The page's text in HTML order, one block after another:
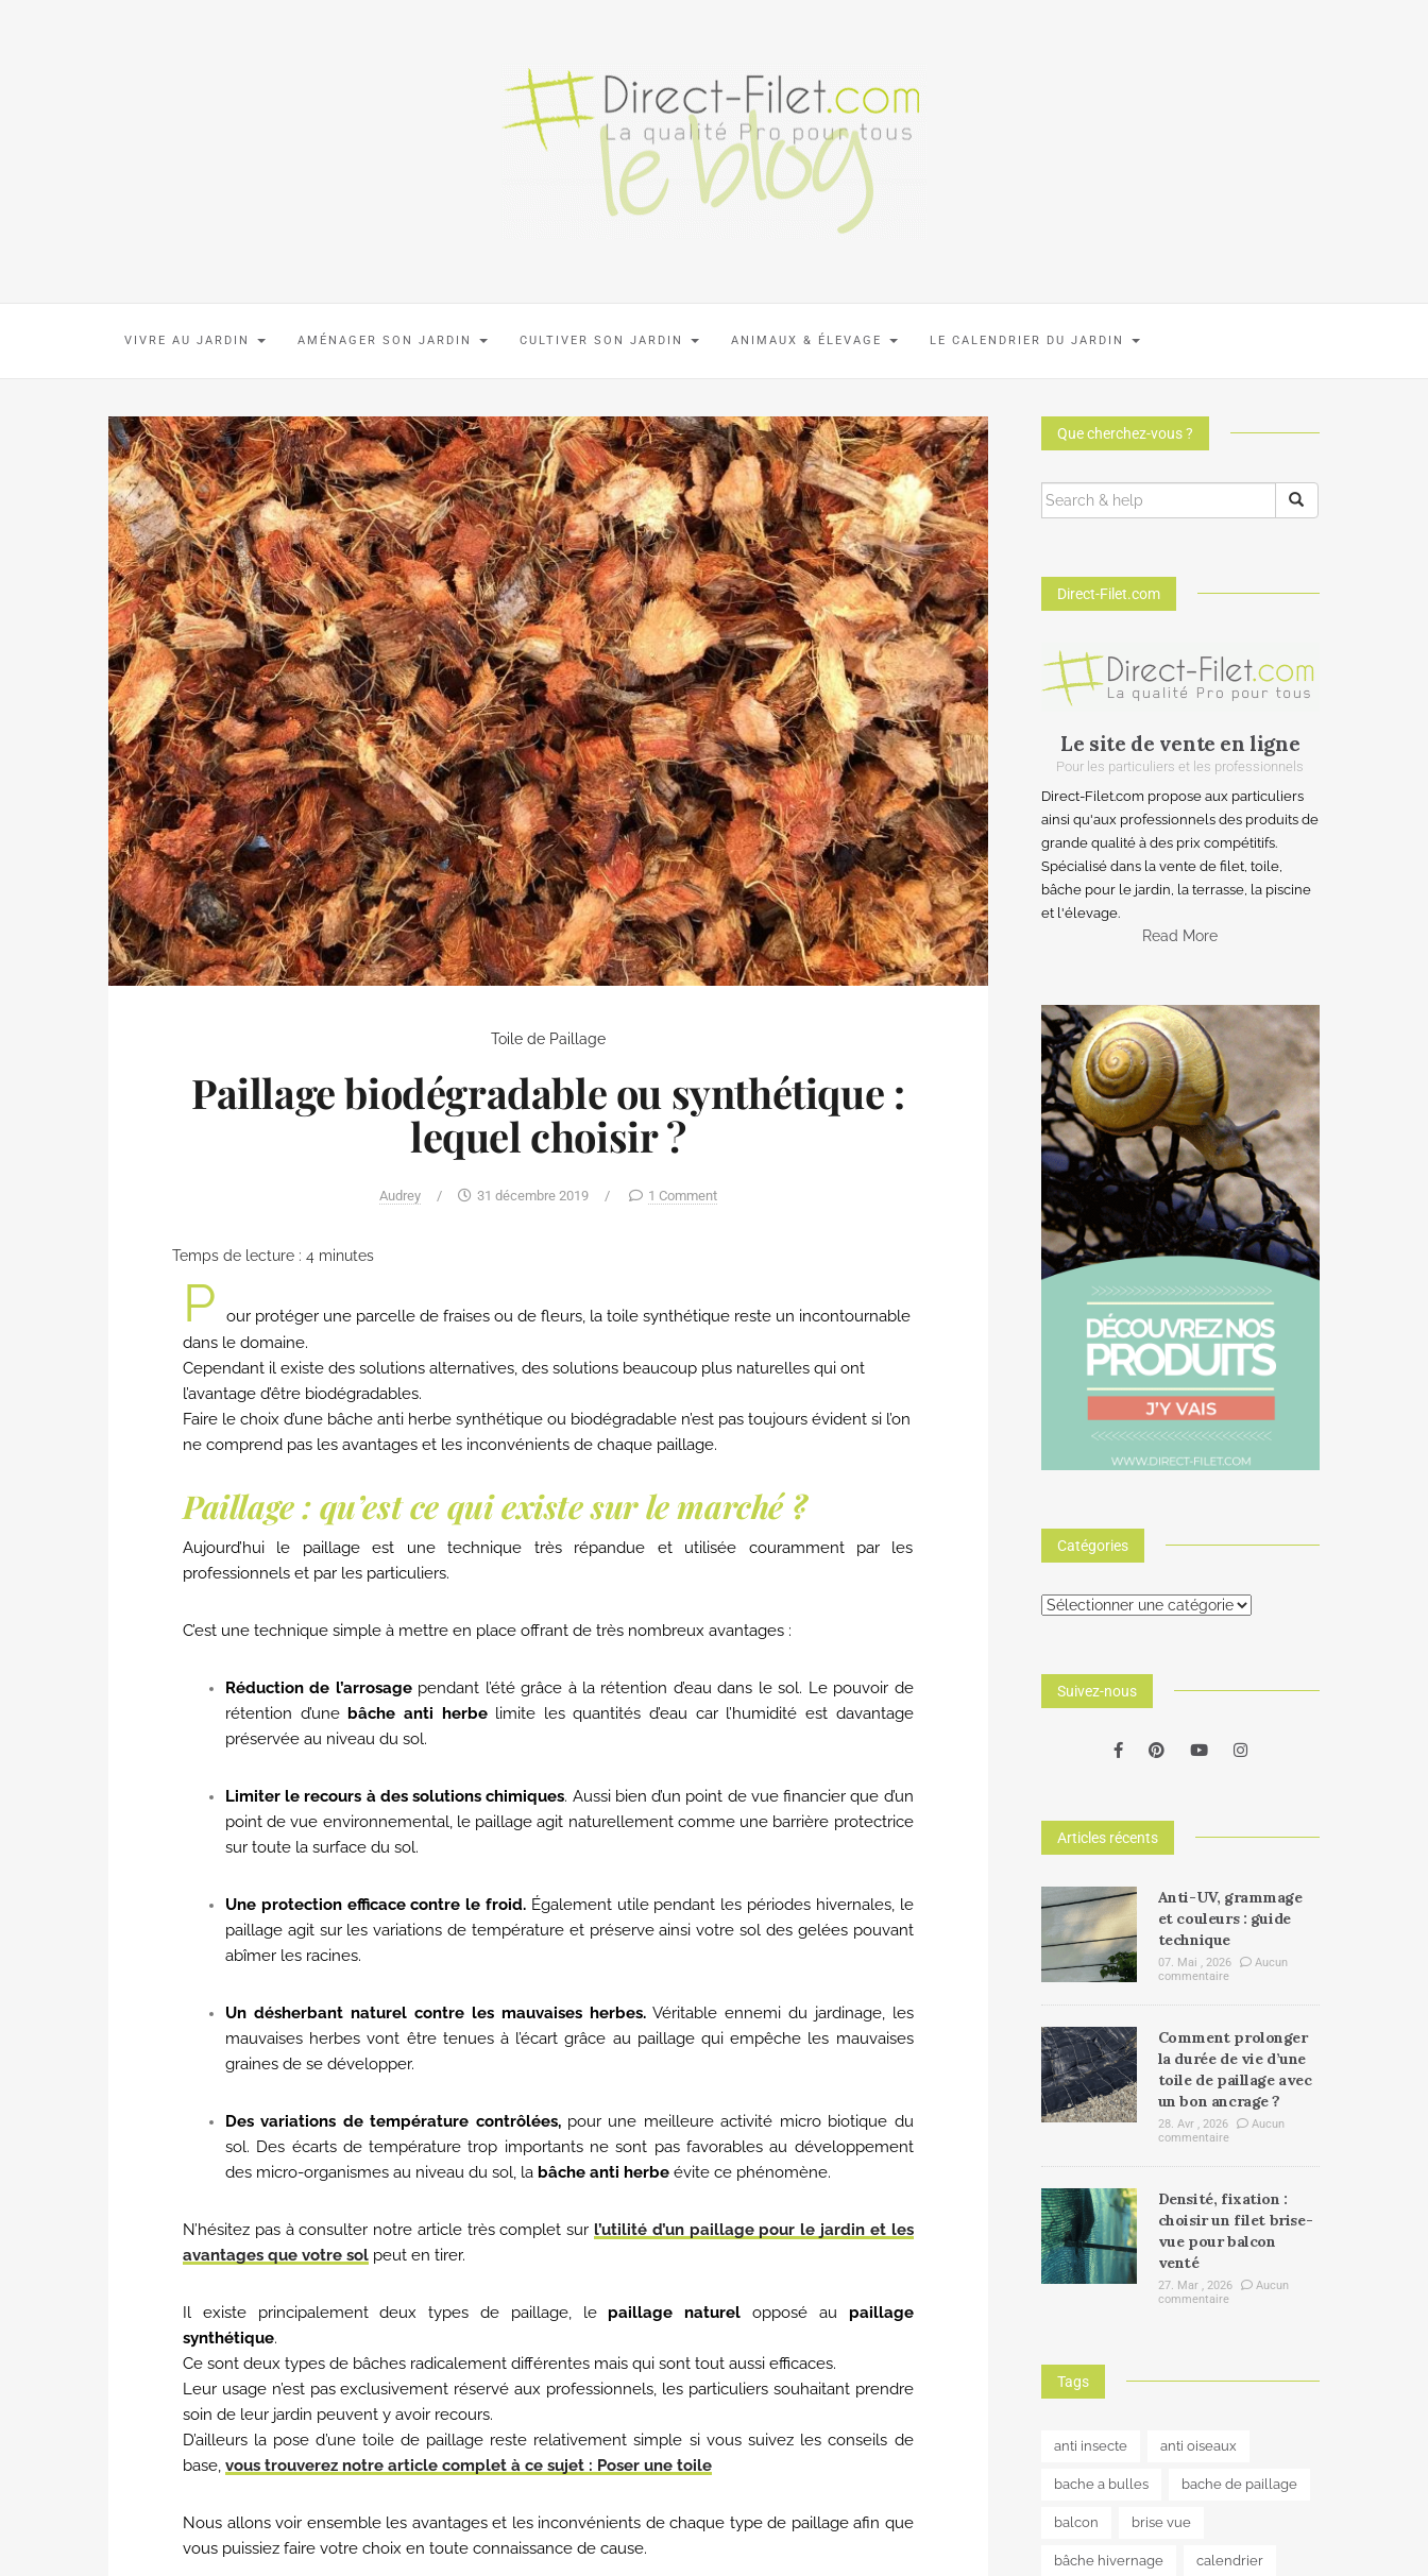
VIVRE AU JARDIN AMÉNAGER SON JARDIN CULTIVER SON JARDIN ANIMAUX & ÉLEVAGE LE CALENDRIER DU JARDIN
Toile de Paillage
Paillage biodégradable ou synthétique :
lequel choisir ?
Audrey / 31 décembre 2019 / 1 Comment
Temps de lecture : 4 minutes
P
our protéger une parcelle de fraises ou de fleurs, la toile synthétique reste un incontournable
dans le domaine.
Cependant il existe des solutions alternatives, des solutions beaucoup plus naturelles qui ont
l’avantage d’être biodégradables.
Faire le choix d’une bâche anti herbe synthétique ou biodégradable n’est pas toujours évident si l’on
ne comprend pas les avantages et les inconvénients de chaque paillage.
Paillage : qu’est ce qui existe sur le marché ?
Aujourd’hui le paillage est une technique très répandue et utilisée couramment par les
professionnels et par les particuliers.
C’est une technique simple à mettre en place offrant de très nombreux avantages :
Réduction de l’arrosagependant l’été grâce à la rétention d’eau dans le sol. Le pouvoir de
rétention d’une bâche anti herbelimite les quantités d’eau car l’humidité est davantage
préservée au niveau du sol.
Limiter le recours à des solutions chimiques. Aussi bien d’un point de vue financier que d’un
point de vue environnemental, le paillage agit naturellement comme une barrière protectrice
sur toute la surface du sol.
Une protection efficace contre le froid.Également utile pendant les périodes hivernales, le
paillage agit sur les variations de température et préserve ainsi votre sol des gelées pouvant
abîmer les racines.
Un désherbant naturel contre les mauvaises herbes.Véritable ennemi du jardinage, les
mauvaises herbes vont être tenues à l’écart grâce au paillage qui empêche les mauvaises
graines de se développer.
Des variations de température contrôlées,pour une meilleure activité micro biotique du
sol. Des écarts de température trop importants ne sont pas favorables au développement
des micro-organismes au niveau du sol, la bâche anti herbe évite ce phénomène.
N’hésitez pas à consulter notre article très complet sur l’utilité d’un paillage pour le jardin et les
avantages que votre sol peut en tirer.
Il existe principalement deux types de paillage, lepaillage naturel opposé au paillage
synthétique.
Ce sont deux types de bâches radicalement différentes mais qui sont tout aussi efficaces.
Leur usage n’est pas exclusivement réservé aux professionnels, les particuliers souhaitant prendre
soin de leur jardin peuvent y avoir recours.
D’ailleurs la pose d’une toile de paillage reste relativement simple si vous suivez les conseils de
base, vous trouverez notre article complet à ce sujet : Poser une toile
Nous allons voir ensemble les avantages et les inconvénients de chaque type de paillage afin que
vous puissiez faire votre choix en toute connaissance de cause.
Que cherchez-vous ?
Direct-Filet.com
Le site de vente en ligne
Pour les particuliers et les professionnels
Direct-Filet.com propose aux particuliers
ainsi qu'aux professionnels des produits de
grande qualité à des prix compétitifs.
Spécialisé dans la vente de filet, toile,
bâche pour le jardin, la terrasse, la piscine
et l'élevage.
Read More
Catégories
Suivez-nous
Articles récents
Anti-UV, grammage
et couleurs : guide
technique
07. Mai , 2026
Aucun
commentaire
Comment prolonger
la durée de vie d’une
toile de paillage avec
un bon ancrage ?
28. Avr , 2026
Aucun
commentaire
Densité, fixation :
choisir un filet brise-
vue pour balcon
venté
27. Mar , 2026
Aucun
commentaire
Tags
anti insecte anti oiseaux
bache a bulles bache de paillage
balcon brise vue
bâche hivernage calendrier